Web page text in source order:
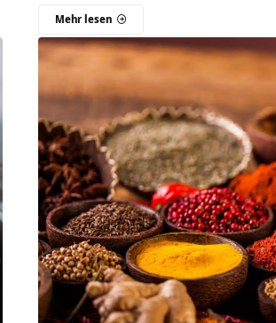
Mehr lesen